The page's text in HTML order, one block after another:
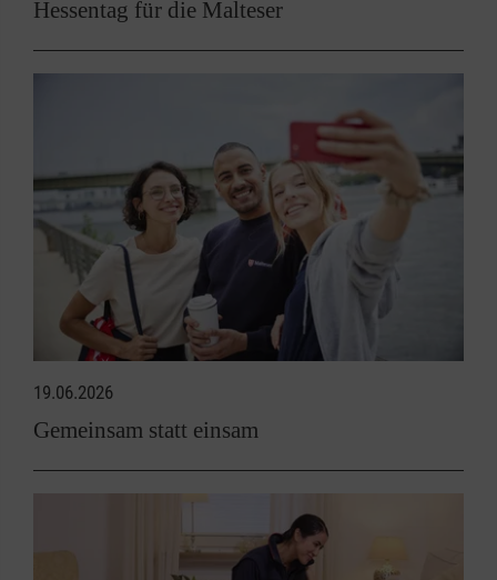
Hessentag für die Malteser
19.06.2026
Gemeinsam statt einsam